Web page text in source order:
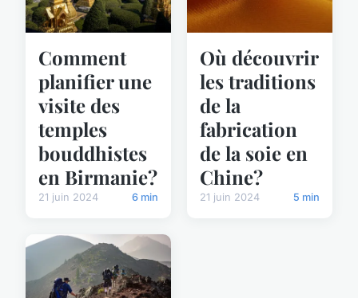
Comment
planifier une
visite des
temples
bouddhistes
en Birmanie?
21 juin 2024 6 min
Où découvrir
les traditions
de la
fabrication
de la soie en
Chine?
21 juin 2024 5 min